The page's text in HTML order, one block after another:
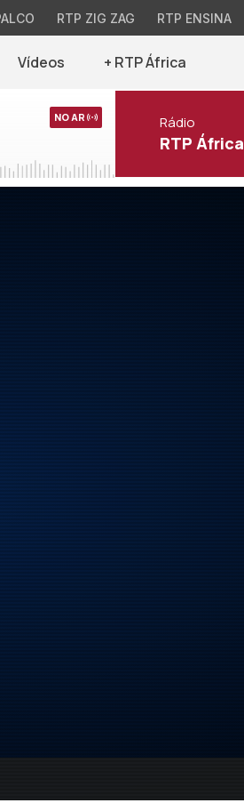
RTP ZIG ZAG RTP ENSINA
Vídeos + RTP África
NO AR Rádio
RTP África